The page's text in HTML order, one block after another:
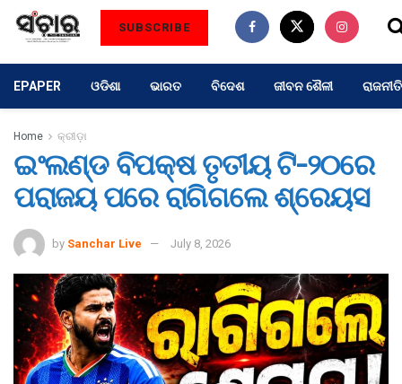
SUBSCRIBE
EPAPER ଓଡିଶା ଭାରତ ବିଦେଶ ଜୀବନ ଶୈଳୀ ରାଜନୀତି
Home କ୍ରୀଡ଼ା
ଇଂଲଣ୍ଡ ବିପକ୍ଷ ତୃତୀୟ ଟି-୨୦ରେ
ପରାଜୟ ପରେ ରାଗିଗଲେ ଶ୍ରେୟସ
by Sanchar Live July 8, 2026